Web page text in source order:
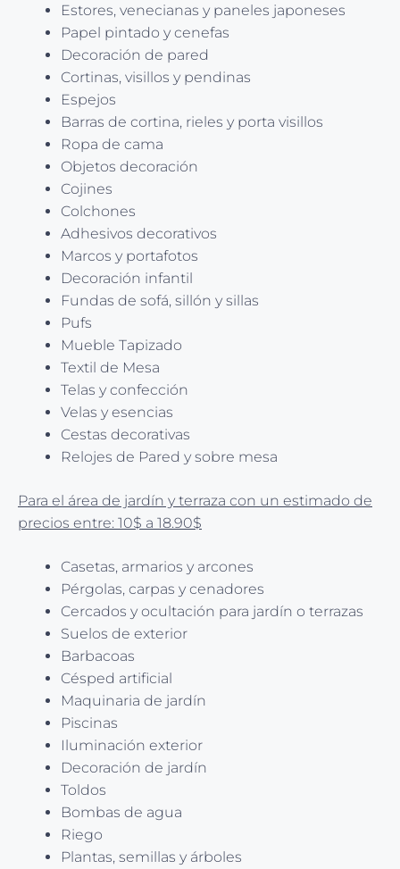
Estores, venecianas y paneles japoneses
Papel pintado y cenefas
Decoración de pared
Cortinas, visillos y pendinas
Espejos
Barras de cortina, rieles y porta visillos
Ropa de cama
Objetos decoración
Cojines
Colchones
Adhesivos decorativos
Marcos y portafotos
Decoración infantil
Fundas de sofá, sillón y sillas
Pufs
Mueble Tapizado
Textil de Mesa
Telas y confección
Velas y esencias
Cestas decorativas
Relojes de Pared y sobre mesa
Para el área de jardín y terraza con un estimado de
precios entre: 10$ a 18.90$
Casetas, armarios y arcones
Pérgolas, carpas y cenadores
Cercados y ocultación para jardín o terrazas
Suelos de exterior
Barbacoas
Césped artificial
Maquinaria de jardín
Piscinas
Iluminación exterior
Decoración de jardín
Toldos
Bombas de agua
Riego
Plantas, semillas y árboles